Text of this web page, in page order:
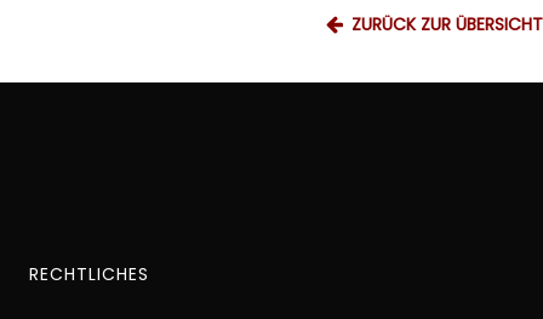
ZURÜCK ZUR ÜBERSICHT
RECHTLICHES